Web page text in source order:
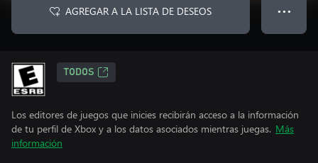
AGREGAR A LA LISTA DE DESEOS ● ● ●
TODOS
Los editores de juegos que inicies recibirán acceso a la información
de tu perfil de Xbox y a los datos asociados mientras juegas. Más
información